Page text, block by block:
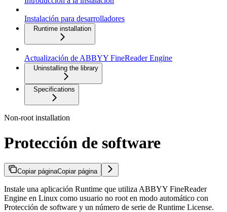
Instalación para desarrolladores
Runtime installation
Actualización de ABBYY FineReader Engine
Uninstalling the library
Specifications
Non-root installation
Protección de software
Copiar páginaCopiar página
Instale una aplicación Runtime que utiliza ABBYY FineReader
Engine en Linux como usuario no root en modo automático con
Protección de software y un número de serie de Runtime License.